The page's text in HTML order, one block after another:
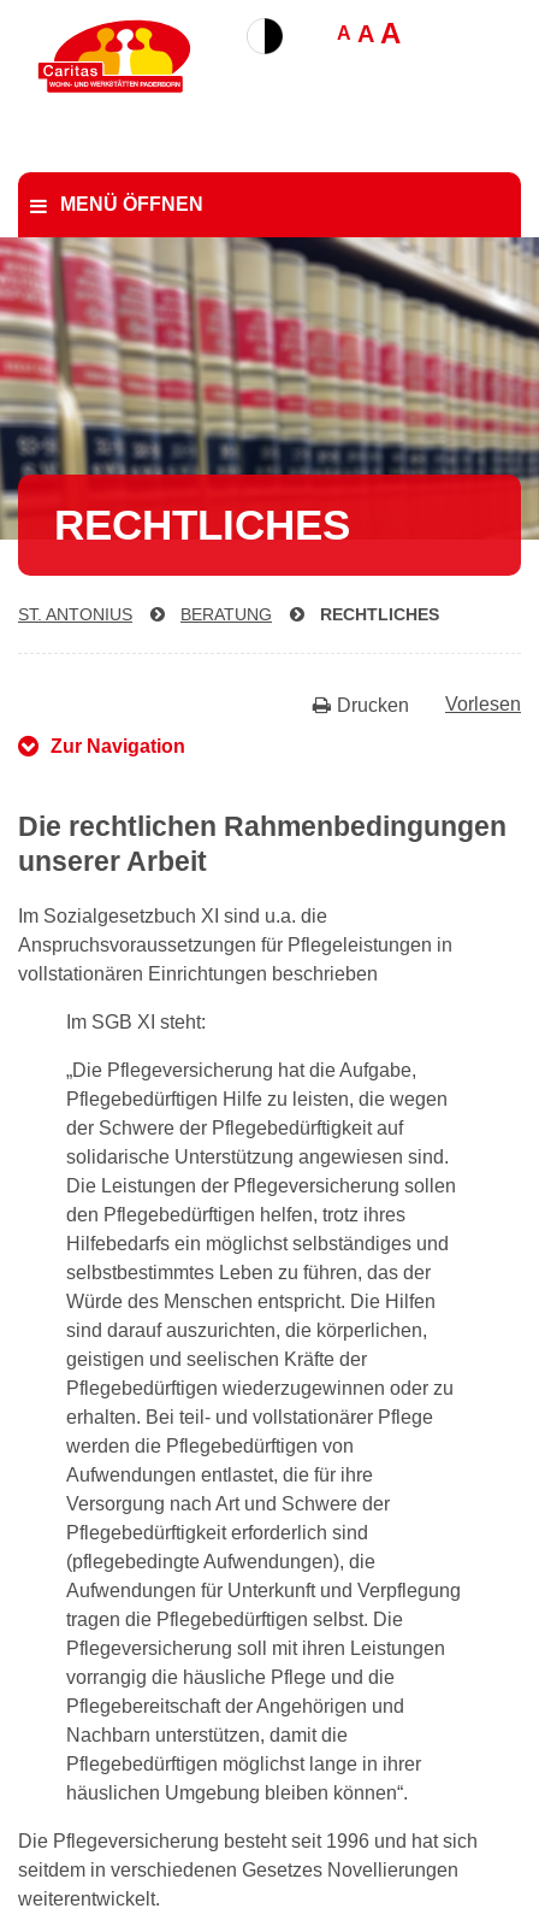
A A A
MENÜ ÖFFNEN
RECHTLICHES
ST. ANTONIUS BERATUNG RECHTLICHES
Vorlesen
Drucken
Zur Navigation
Die rechtlichen Rahmenbedingungen
unserer Arbeit
Im Sozialgesetzbuch XI sind u.a. die
Anspruchsvoraussetzungen für Pflegeleistungen in
vollstationären Einrichtungen beschrieben
Im SGB XI steht:
„Die Pflegeversicherung hat die Aufgabe,
Pflegebedürftigen Hilfe zu leisten, die wegen
der Schwere der Pflegebedürftigkeit auf
solidarische Unterstützung angewiesen sind.
Die Leistungen der Pflegeversicherung sollen
den Pflegebedürftigen helfen, trotz ihres
Hilfebedarfs ein möglichst selbständiges und
selbstbestimmtes Leben zu führen, das der
Würde des Menschen entspricht. Die Hilfen
sind darauf auszurichten, die körperlichen,
geistigen und seelischen Kräfte der
Pflegebedürftigen wiederzugewinnen oder zu
erhalten. Bei teil- und vollstationärer Pflege
werden die Pflegebedürftigen von
Aufwendungen entlastet, die für ihre
Versorgung nach Art und Schwere der
Pflegebedürftigkeit erforderlich sind
(pflegebedingte Aufwendungen), die
Aufwendungen für Unterkunft und Verpflegung
tragen die Pflegebedürftigen selbst. Die
Pflegeversicherung soll mit ihren Leistungen
vorrangig die häusliche Pflege und die
Pflegebereitschaft der Angehörigen und
Nachbarn unterstützen, damit die
Pflegebedürftigen möglichst lange in ihrer
häuslichen Umgebung bleiben können“.
Die Pflegeversicherung besteht seit 1996 und hat sich
seitdem in verschiedenen Gesetzes Novellierungen
weiterentwickelt.